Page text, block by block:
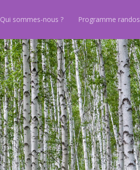
Qui sommes-nous ? Programme randos